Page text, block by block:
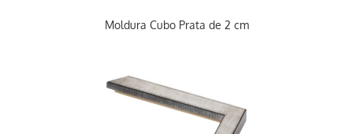
Moldura Cubo Prata de 2 cm